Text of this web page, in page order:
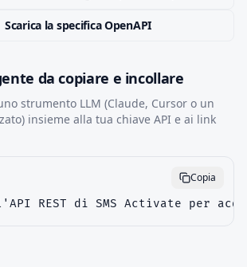
Scarica la specifica OpenAPI
da copiare e incollare
strumento LLM (Claude, Cursor o un
insieme alla tua chiave API e ai link
Copia
REST di SMS Activate per